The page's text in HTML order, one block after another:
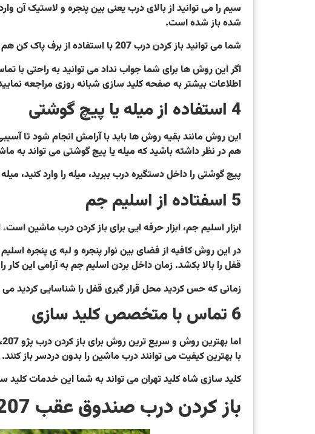
سیم را می توانید از بالای درب یعنی بین پنجره و لاستیک آن
شده باز شده است.
شما می توانید باز کردن درب 207 با استفاده از برف پاک کن هم با همین روش پیاده سازی کنید. اگر سیم در دسترس نداشتید از برف پاک کن استفاده نمایید.
اگر این روش ها برای شما جواب نداد می توانید به راحتی با
اطلاعات بیشتر به صفحه کلید سازی شبانه روزی مراجعه
4 استفاده از میله یا پیچ گوشتی
این روش مانند بقیه روش ها باید با آرامش انجام شود تا
هم در نظر داشته باشید که میله یا پیچ گوشتی می تواند به
پیچ گوشتی را داخل دستگیره درب ببرید، میله را وارد کنید،
5 اسفتاده از اسلیم جم
ابزار اسلیم جم، ابزار حرفه ایی برای باز کردن درب ماشین است.
در این روش کافیه از فضای بین نوار پنجره و لبه ی پنجره
قفل را بالا بکشد. زمان داخل بردن اسلیم جم به آرامی این
زمانی که حس کردید محل قرار گیری قفل را شناسایی کردید می
6 تماس با متخصص کلید سازی
با بهترین کیفیت می توانند درب ماشین را بدون دردسر باز کنند.
کلید سازی شاه کلید تهران می تواند به شما این خدمات کلید
باز کردن درب صندوق عقب 207 بدون کلید